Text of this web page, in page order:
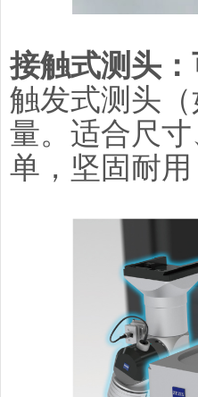
接触式测头
触发式测头
量。适合尺
单，坚固耐